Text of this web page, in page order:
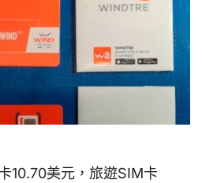
10.70美元，旅遊SIM卡